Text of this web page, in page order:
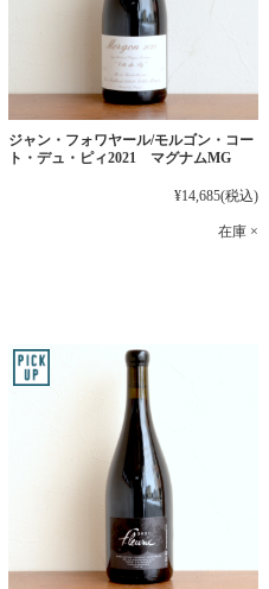
ジャン・フォワヤール/モルゴン・コー
ト・デュ・ピィ2021 マグナムMG
¥14,685(税込)
在庫 ×